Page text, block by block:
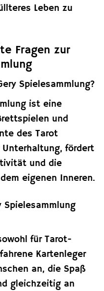
Leben zu
Fragen zur
Spielesammlung?
ist eine
und
des Tarot
fördert
und die
eigenen Inneren.
Spielesammlung
für Tarot-
Kartenleger
an, die Spaß
gleichzeitig an